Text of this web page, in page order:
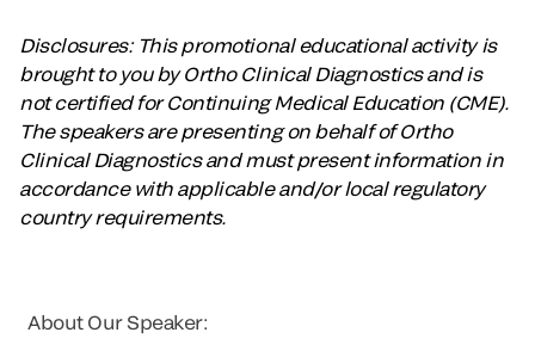
Disclosures: This promotional educational activity is
brought to you by Ortho Clinical Diagnostics and is
not certified for Continuing Medical Education (CME).
The speakers are presenting on behalf of Ortho
Clinical Diagnostics and must present information in
accordance with applicable and/or local regulatory
country requirements.
About Our Speaker: